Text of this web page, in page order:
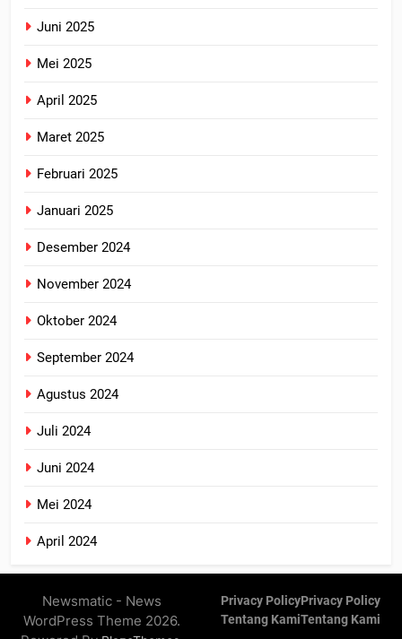
Juni 2025
Mei 2025
April 2025
Maret 2025
Februari 2025
Januari 2025
Desember 2024
November 2024
Oktober 2024
September 2024
Agustus 2024
Juli 2024
Juni 2024
Mei 2024
April 2024
Newsmatic - News
WordPress Theme 2026.
Privacy PolicyPrivacy Policy
Tentang KamiTentang Kami